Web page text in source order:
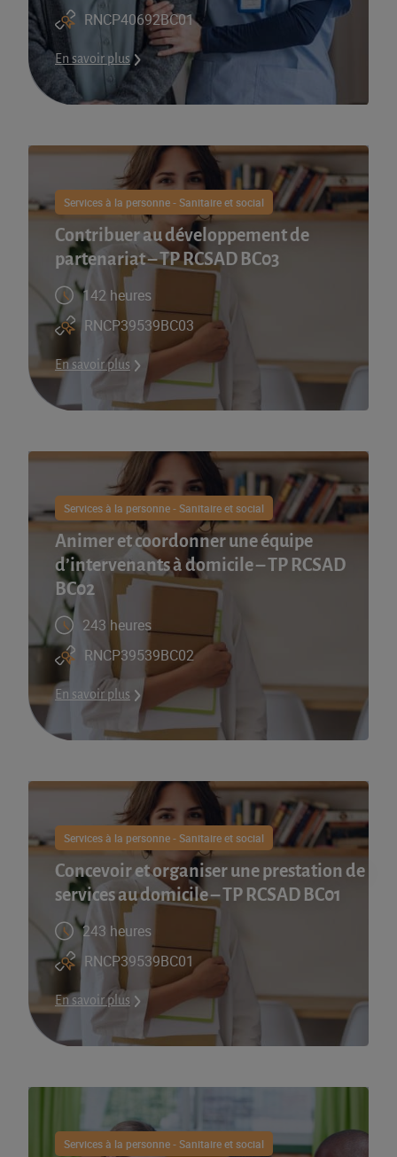
RNCP40692BC01
En savoir plus
Services à la personne - Sanitaire et social
Contribuer au développement de
partenariat – TP RCSAD BC03
142 heures
RNCP39539BC03
En savoir plus
Services à la personne - Sanitaire et social
Animer et coordonner une équipe
d’intervenants à domicile – TP RCSAD
BC02
243 heures
RNCP39539BC02
En savoir plus
Services à la personne - Sanitaire et social
Concevoir et organiser une prestation de
services au domicile – TP RCSAD BC01
243 heures
RNCP39539BC01
En savoir plus
Services à la personne - Sanitaire et social